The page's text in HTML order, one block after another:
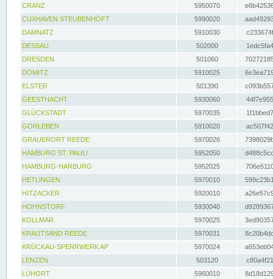
CRANZ
5950070
CUXHAVEN STEUBENHÖFT
5990020
DAMNATZ
5910030
DESSAU
502000
DRESDEN
501060
DÖMITZ
5910025
ELSTER
501390
GEESTHACHT
5930060
GLÜCKSTADT
5970035
GORLEBEN
5910020
GRAUERORT REEDE
5970026
HAMBURG ST. PAULI
5952050
HAMBURG-HARBURG
5952025
HETLINGEN
5970010
HITZACKER
5920010
HOHNSTORF
5930040
KOLLMAR
5970025
KRAUTSAND REEDE
5970031
KRÜCKAU-SPERRWERK AP
5970024
LENZEN
503120
LÜHORT
5960010